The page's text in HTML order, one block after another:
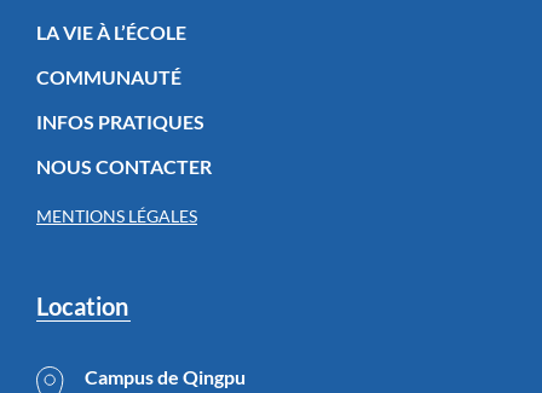
LA VIE À L’ÉCOLE
COMMUNAUTÉ
INFOS PRATIQUES
NOUS CONTACTER
MENTIONS LÉGALES
Location
Campus de Qingpu